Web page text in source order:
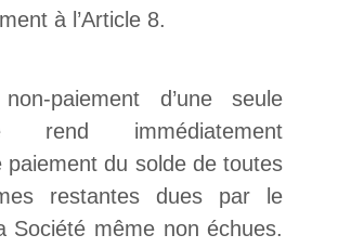
à l’Article 8.
paiement d’une seule
rend immédiatement
paiement du solde de toutes
restantes dues par le
Société même non échues.